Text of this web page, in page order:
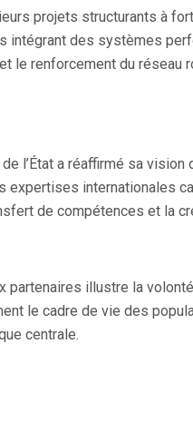
projets structurants à
intégrant des systèmes
le renforcement du réseau
l’État a réaffirmé sa
internationales
de compétences et la
partenaires illustre la
le cadre de vie des
centrale.